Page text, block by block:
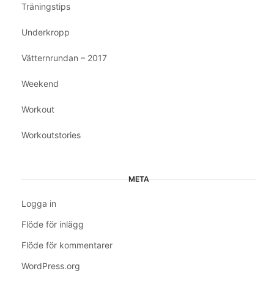
Träningstips
Underkropp
Vätternrundan – 2017
Weekend
Workout
Workoutstories
META
Logga in
Flöde för inlägg
Flöde för kommentarer
WordPress.org